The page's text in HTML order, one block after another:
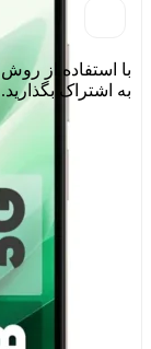
با استفاده از
به اشتراک بگذارید.